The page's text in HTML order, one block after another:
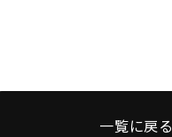
一覧に戻る